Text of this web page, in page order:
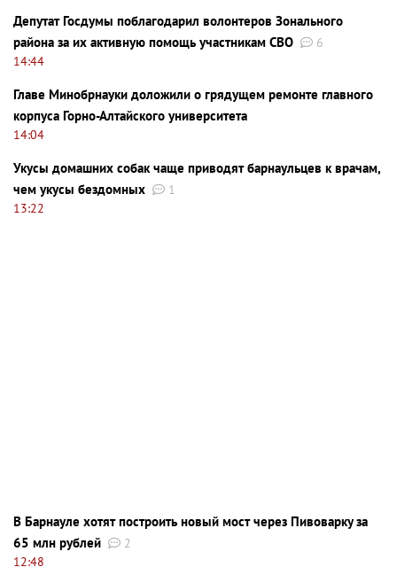
Депутат Госдумы поблагодарил волонтеров Зонального
района за их активную помощь участникам СВО
6
14:44
Главе Минобрнауки доложили о грядущем ремонте главного
корпуса Горно-Алтайского университета
14:04
Укусы домашних собак чаще приводят барнаульцев к врачам,
чем укусы бездомных
1
13:22
В Барнауле хотят построить новый мост через Пивоварку за
65 млн рублей
2
12:48